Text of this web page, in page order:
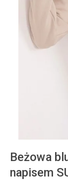
Beżowa
napisem